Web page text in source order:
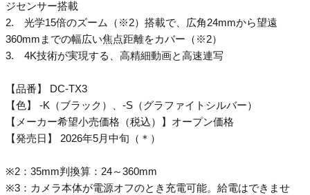
ジセンサー搭載
2. 光学15倍のズーム（※2）搭載で、広角24mmから望遠
360mmまでの幅広い焦点距離をカバー（※2）
3. 4K技術が実現する、高精細動画と高速連写
【品番】 DC-TX3
【色】 -K（ブラック）、-S（グラファイトシルバー）
【メーカー希望小売価格（税込）】オープン価格
【発売日】 2026年5月中旬（＊）
※2：35mm判換算：24～360mm
​※3：カメラ本体が電源オフのとき充電可能。給電はできませ